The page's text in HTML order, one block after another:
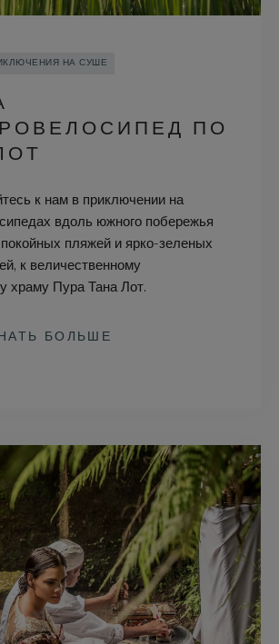
НА СУШЕ
ПО
к нам в приключении на
вдоль южного побережья
пляжей и ярко-зеленых
к величественному
храму Пура Тана Лот.
БОЛЬШЕ